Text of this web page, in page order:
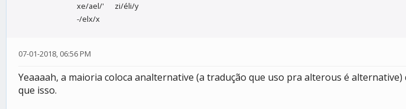
xe/ael/'
zi/éli/y
-/elx/x
07-01-2018, 06:56 PM
Yeaaaah, a maioria coloca analternative (a tradução que uso pra alterous é
que isso.